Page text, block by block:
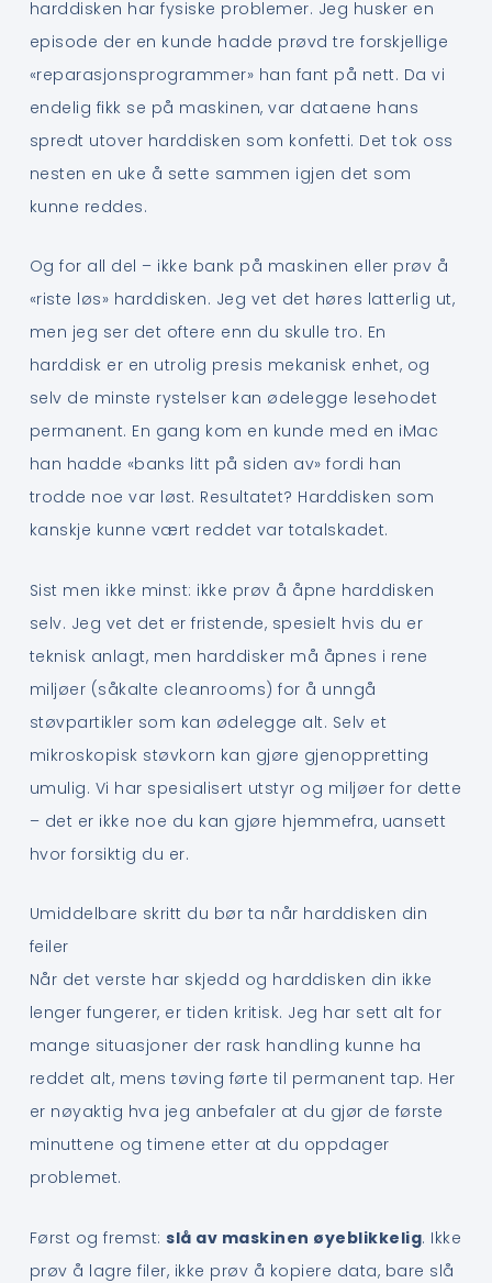
harddisken har fysiske problemer. Jeg husker en
episode der en kunde hadde prøvd tre forskjellige
«reparasjonsprogrammer» han fant på nett. Da vi
endelig fikk se på maskinen, var dataene hans
spredt utover harddisken som konfetti. Det tok oss
nesten en uke å sette sammen igjen det som
kunne reddes.
Og for all del – ikke bank på maskinen eller prøv å
«riste løs» harddisken. Jeg vet det høres latterlig ut,
men jeg ser det oftere enn du skulle tro. En
harddisk er en utrolig presis mekanisk enhet, og
selv de minste rystelser kan ødelegge lesehodet
permanent. En gang kom en kunde med en iMac
han hadde «banks litt på siden av» fordi han
trodde noe var løst. Resultatet? Harddisken som
kanskje kunne vært reddet var totalskadet.
Sist men ikke minst: ikke prøv å åpne harddisken
selv. Jeg vet det er fristende, spesielt hvis du er
teknisk anlagt, men harddisker må åpnes i rene
miljøer (såkalte cleanrooms) for å unngå
støvpartikler som kan ødelegge alt. Selv et
mikroskopisk støvkorn kan gjøre gjenoppretting
umulig. Vi har spesialisert utstyr og miljøer for dette
– det er ikke noe du kan gjøre hjemmefra, uansett
hvor forsiktig du er.
Umiddelbare skritt du bør ta når harddisken din
feiler
Når det verste har skjedd og harddisken din ikke
lenger fungerer, er tiden kritisk. Jeg har sett alt for
mange situasjoner der rask handling kunne ha
reddet alt, mens tøving førte til permanent tap. Her
er nøyaktig hva jeg anbefaler at du gjør de første
minuttene og timene etter at du oppdager
problemet.
Først og fremst:slå av maskinen øyeblikkelig. Ikke
prøv å lagre filer, ikke prøv å kopiere data, bare slå